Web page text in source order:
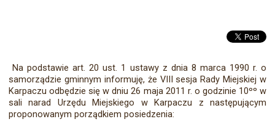
Na podstawie art. 20 ust. 1 ustawy z dnia 8 marca 1990 r. o
samorządzie gminnym informuję, że VIII sesja Rady Miejskiej w
Karpaczu odbędzie się w dniu 26 maja 2011 r. o godzinie 10ºº w
sali narad Urzędu Miejskiego w Karpaczu z następującym
proponowanym porządkiem posiedzenia: